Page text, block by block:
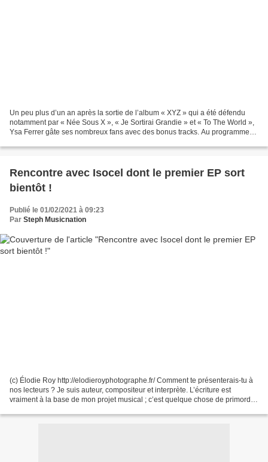
Un peu plus d’un an après la sortie de l’album « XYZ » qui a été défendu
notamment par « Née Sous X », « Je Sortirai Grandie » et « To The World »,
Ysa Ferrer gâte ses nombreux fans avec des bonus tracks. Au programme
Rencontre avec Isocel dont le premier EP sort
bientôt !
Publié le 01/02/2021 à 09:23
Par Steph Musicnation
(c) Élodie Roy http://elodieroyphotographe.fr/ Comment te présenterais-tu à
nos lecteurs ? Je suis auteur, compositeur et interprète. L’écriture est
vraiment à la base de mon projet musical ; c’est quelque chose de primordial